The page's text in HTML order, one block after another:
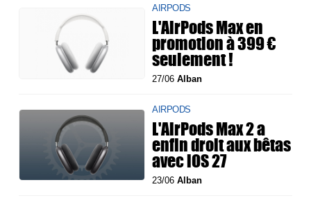
AIRPODS
L'AirPods Max en
promotion à 399 €
seulement !
27/06Alban
AIRPODS
L'AirPods Max 2 a
enfin droit aux bêtas
avec iOS 27
23/06Alban